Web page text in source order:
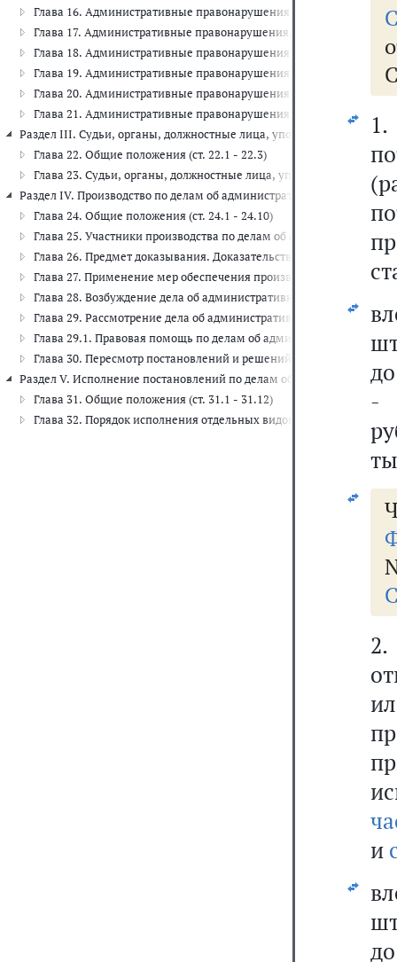
Глава 16. Административные правонарушения в области
Глава 17. Административные правонарушения, посягающие на
Глава 18. Административные правонарушения в области защиты
Глава 19. Административные правонарушения против порядка
Глава 20. Административные правонарушения, посягающие на
Глава 21. Административные правонарушения в области
Раздел III. Судьи, органы, должностные лица, уполномоченные
Глава 22. Общие положения (ст. 22.1 - 22.3)
Глава 23. Судьи, органы, должностные лица, уполномоченные
Раздел IV. Производство по делам об административных
Глава 24. Общие положения (ст. 24.1 - 24.10)
Глава 25. Участники производства по делам об
Глава 26. Предмет доказывания. Доказательства. Оценка
Глава 27. Применение мер обеспечения производства по делам
Глава 28. Возбуждение дела об административном
Глава 29. Рассмотрение дела об административном
Глава 29.1. Правовая помощь по делам об административных
Глава 30. Пересмотр постановлений и решений по делам об
Раздел V. Исполнение постановлений по делам об
Глава 31. Общие положения (ст. 31.1 - 31.12)
Глава 32. Порядок исполнения отдельных видов
-
2.
и